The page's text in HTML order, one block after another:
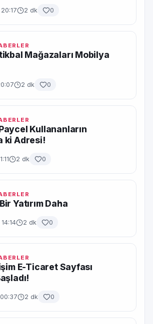
2 dk 0
Mağazaları Mobilya
2 dk 0
Kullananların
ki Adresi!
2 dk 0
Yatırım Daha
2 dk 0
E-Ticaret Sayfası
2 dk 0